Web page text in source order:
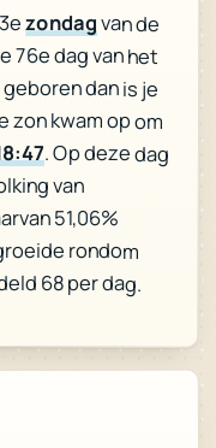
zondagvan de
76e dag van het
dan is je
zon kwam op om
. Op deze dag
van
51,06%
rondom
68 per dag.